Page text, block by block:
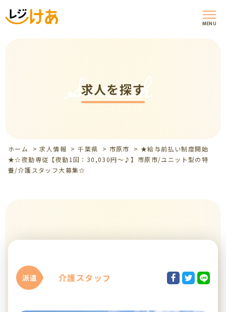
MENU
求人を探す
Search
ホーム >求人情報 >千葉県 > 市原市 >★給与前払い制度開始
★☆夜勤専従【夜勤1回：30,030円～♪】市原市/ユニット型の特
養/介護スタッフ大募集☆
派遣 介護スタッフ